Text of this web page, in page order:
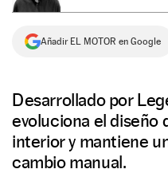
Añadir EL MOTOR en Google
Desarrollado por
evoluciona el diseño
interior y mantiene
cambio manual.